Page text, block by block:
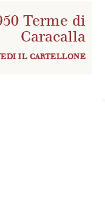
Terme di
Caracalla
IL CARTELLONE